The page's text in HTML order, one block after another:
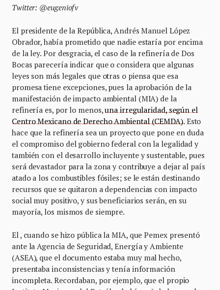
Twitter: @eugeniofv
El presidente de la República, Andrés Manuel López
Obrador, había prometido que nadie estaría por encima
de la ley. Por desgracia, el caso de la refinería de Dos
Bocas parecería indicar que o considera que algunas
leyes son más legales que otras o piensa que esa
promesa tiene excepciones, pues la aprobación de la
manifestación de impacto ambiental (MIA) de la
refinería es, por lo menos,una irregularidad, según el
Centro Mexicano de Derecho Ambiental (CEMDA). Esto
hace que la refinería sea un proyecto que pone en duda
el compromiso del gobierno federal con la legalidad y
también con el desarrollo incluyente y sustentable, pues
será devastador para la zona y contribuye a dejar al país
atado a los combustibles fósiles; se le están destinando
recursos que se quitaron a dependencias con impacto
social muy positivo, y sus beneficiarios serán, en su
mayoría, los mismos de siempre.
El , cuando se hizo pública la MIA, que Pemex presentó
ante la Agencia de Seguridad, Energía y Ambiente
(ASEA), que el documento estaba muy mal hecho,
presentaba inconsistencias y tenía información
incompleta. Recordaban, por ejemplo, que el propio